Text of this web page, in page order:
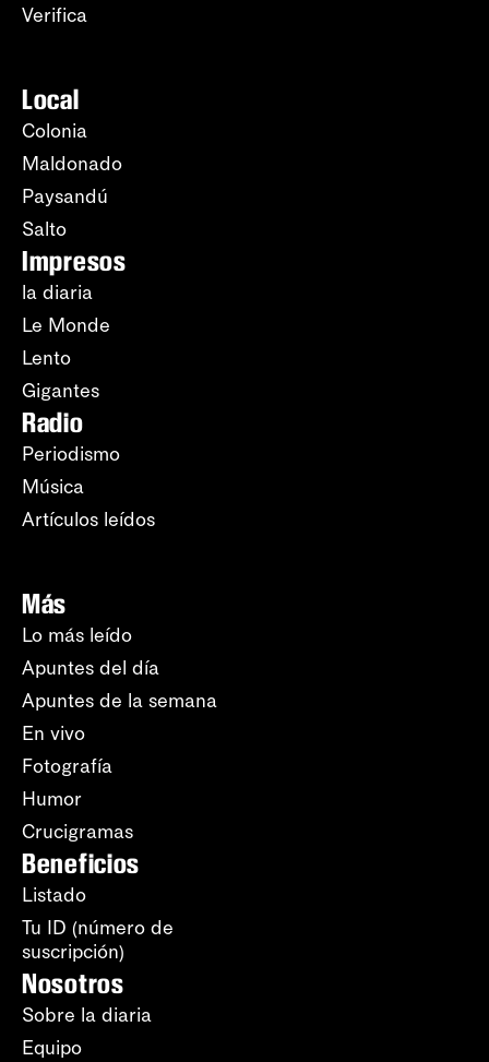
Verifica
Local
Colonia
Maldonado
Paysandú
Salto
Impresos
la diaria
Le Monde
Lento
Gigantes
Radio
Periodismo
Música
Artículos leídos
Más
Lo más leído
Apuntes del día
Apuntes de la semana
En vivo
Fotografía
Humor
Crucigramas
Beneficios
Listado
Tu ID (número de
suscripción)
Nosotros
Sobre la diaria
Equipo